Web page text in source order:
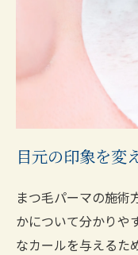
目元の印象を変
まつ毛パーマの施術
かについて分かりや
なカールを与えるた